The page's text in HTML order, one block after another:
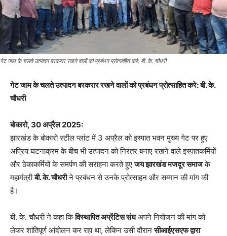
गेट जाम के चलते उत्पादन बरकरार रखने वालों को प्रबंधन प्रोत्साहित करे: बी. के. चौधरी
गेट जाम के चलते उत्पादन बरकरार रखने वालों को प्रबंधन प्रोत्साहित करे: बी. के.
चौधरी
बोकारो, 30 अप्रैल 2025:
झारखंड के बोकारो स्टील प्लांट में 3 अप्रैल को इस्पात भवन मुख्य गेट पर हुए
अप्रिय घटनाक्रम के बीच भी उत्पादन को निरंतर बनाए रखने वाले इस्पातकर्मियों
और ठेकाकर्मियों के समर्पण की सराहना करते हुएजय झारखंड मजदूर समाजके
महामंत्रीबी. के. चौधरीने प्रबंधन से उनके प्रोत्साहन और सम्मान की मांग की
है।
बी. के. चौधरी ने कहा किविस्थापित अप्रेंटिस संघअपने नियोजन की मांग को
लेकर शांतिपूर्ण आंदोलन कर रहा था, लेकिन उसी दौरानसीआईएसएफ द्वारा